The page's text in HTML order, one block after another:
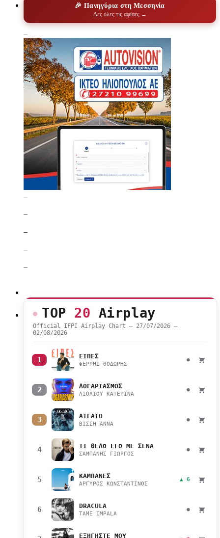
🎉 Πανηγύρια στη Μεσσηνία
Δες όλες τις αφίσες →
–
–
–
–
–
–
TOP 20 Airplay
Official IFPI Airplay Chart — 27/07/2026 –
02/08/2026
1 ΕΙΠΕΣ
ΦΕΡΡΗΣ ΘΟΔΩΡΗΣ
●
2 ΛΟΓΑΡΙΑΣΜΟΣ
ΛΙΟΛΙΟΥ ΚΑΤΕΡΙΝΑ
●
3 ΑΙΓΑΙΟ
ΒΙΣΣΗ ΑΝΝΑ
●
4 ΤΙ ΘΕΛΩ ΕΓΩ ΜΕ ΣΕΝΑ
ΣΑΜΠΑΝΗΣ ΓΙΩΡΓΟΣ
●
5 ΚΑΜΠΑΝΕΣ
ΑΡΓΥΡΟΣ ΚΩΝΣΤΑΝΤΙΝΟΣ
▲ 6
6 DRACULA
TAME IMPALA
●
ΕΞΗΓΗΣΤΕ ΜΟΥ